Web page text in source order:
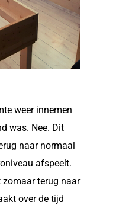
weer innemen
was. Nee. Dit
naar normaal
afspeelt.
terug naar
over de tijd